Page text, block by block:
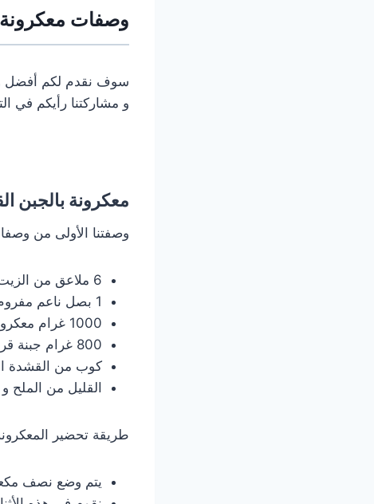
وصفات معكرونة
سوف نقدم لكم أفضل
و مشاركتنا رأيكم في
معكرونة بالجبن
وصفتنا الأولى من
6 ملاعق من الزيت النباتي.
1 بصل ناعم مفروم.
1000 غرام معكرونة.
800 غرام جبنة قريش.
كوب من القشدة
القليل من الملح
طريقة تحضير
يتم وضع نصف